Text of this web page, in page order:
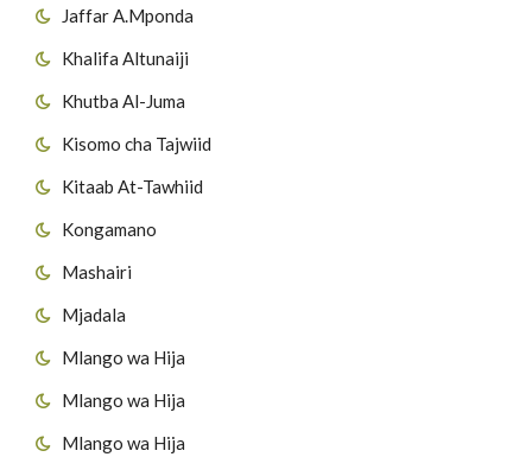
Jaffar A.Mponda
Khalifa Altunaiji
Khutba Al-Juma
Kisomo cha Tajwiid
Kitaab At-Tawhiid
Kongamano
Mashairi
Mjadala
Mlango wa Hija
Mlango wa Hija
Mlango wa Hija